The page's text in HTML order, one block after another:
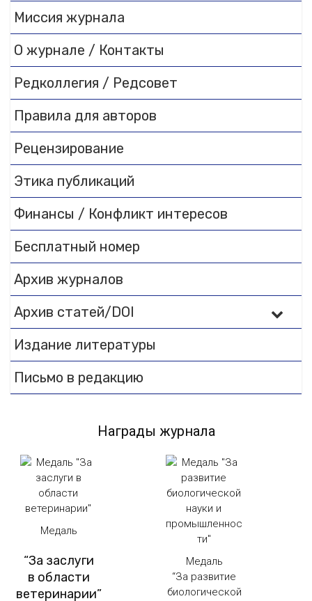
Миссия журнала
О журнале / Контакты
Редколлегия / Редсовет
Правила для авторов
Рецензирование
Этика публикаций
Финансы / Конфликт интересов
Бесплатный номер
Архив журналов
Архив статей/DOI
Издание литературы
Письмо в редакцию
Награды журнала
Медаль
“За заслуги
в области
ветеринарии”
Медаль
“За развитие
биологической